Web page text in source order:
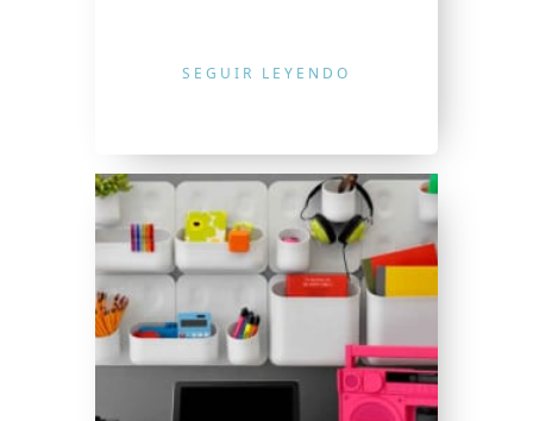
SEGUIR LEYENDO